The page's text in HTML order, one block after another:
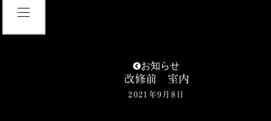
お知らせ
改修前 室内
2021年9月8日